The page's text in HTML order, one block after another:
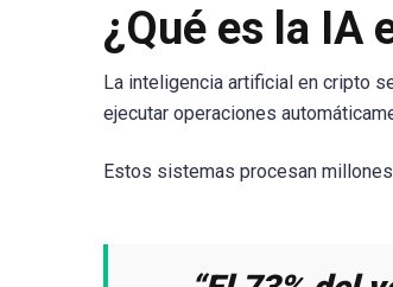
¿Qué es la IA
La inteligencia artificial en cripto
ejecutar operaciones
Estos sistemas procesan